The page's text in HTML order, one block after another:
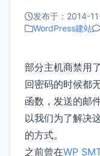
发布于：2014-
WordPress建站
部分主机商禁用
回密码的时候都
函数，发送的邮
以我们为了解决
的方式。
之前曾在WP